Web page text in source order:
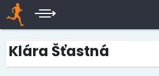
Klára Šťastná